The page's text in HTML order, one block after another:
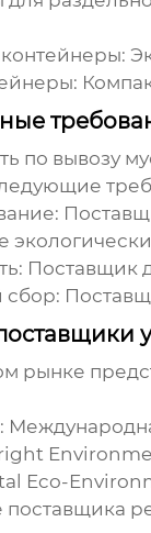
по вывозу
Поставщик
сбор:
рынке
Eco-